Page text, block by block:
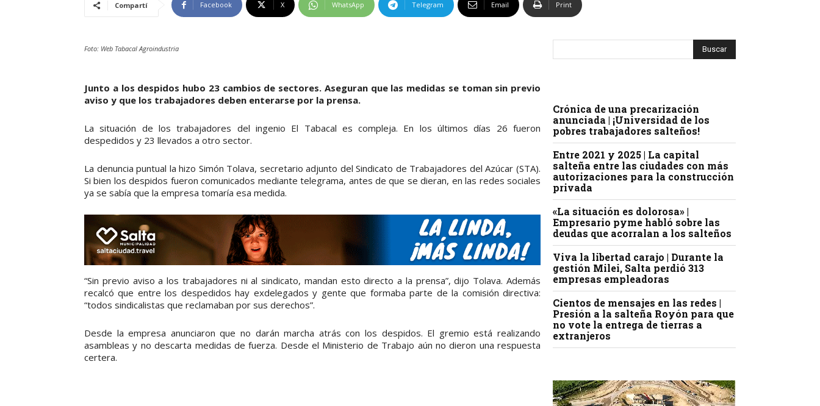
Compartí Facebook X WhatsApp Telegram Email Print
Foto: Web Tabacal Agroindustria
Junto a los despidos hubo 23 cambios de sectores. Aseguran que las medidas se toman sin previo
aviso y que los trabajadores deben enterarse por la prensa.
La situación de los trabajadores del ingenio El Tabacal es compleja. En los últimos días 26 fueron
despedidos y 23 llevados a otro sector.
La denuncia puntual la hizo Simón Tolava, secretario adjunto del Sindicato de Trabajadores del Azúcar (STA).
Si bien los despidos fueron comunicados mediante telegrama, antes de que se dieran, en las redes sociales
ya se sabía que la empresa tomaría esa medida.
“Sin previo aviso a los trabajadores ni al sindicato, mandan esto directo a la prensa”, dijo Tolava. Además
recalcó que entre los despedidos hay exdelegados y gente que formaba parte de la comisión directiva:
“todos sindicalistas que reclamaban por sus derechos”.
Desde la empresa anunciaron que no darán marcha atrás con los despidos. El gremio está realizando
asambleas y no descarta medidas de fuerza. Desde el Ministerio de Trabajo aún no dieron una respuesta
certera.
Crónica de una precarización
anunciada | ¡Universidad de los
pobres trabajadores salteños!
Entre 2021 y 2025 | La capital
salteña entre las ciudades con más
autorizaciones para la construcción
privada
«La situación es dolorosa» |
Empresario pyme habló sobre las
deudas que acorralan a los salteños
Viva la libertad carajo | Durante la
gestión Milei, Salta perdió 313
empresas empleadoras
Cientos de mensajes en las redes |
Presión a la salteña Royón para que
no vote la entrega de tierras a
extranjeros